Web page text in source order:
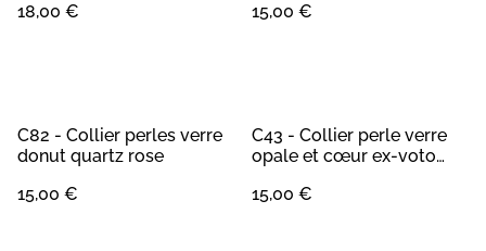
18,00 €
15,00 €
C82 - Collier perles verre
donut quartz rose
15,00 €
C43 - Collier perle verre
opale et cœur ex-voto
15,00 €